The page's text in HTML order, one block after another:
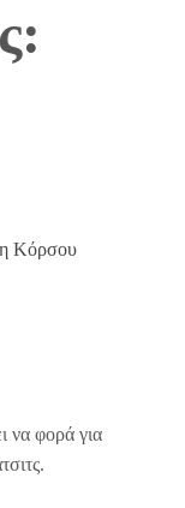
Κόρσου
να φορά για